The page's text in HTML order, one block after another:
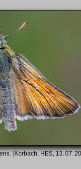
(Korbach, HES, 13. 07.